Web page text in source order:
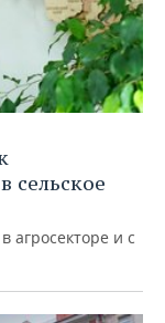
сельское
агросекторе и с